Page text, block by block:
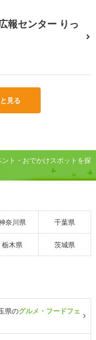
報センター りっ
見る
ト・おでかけスポットを探
奈川県 千葉県
栃木県 茨城県
県のグルメ・フードフェ